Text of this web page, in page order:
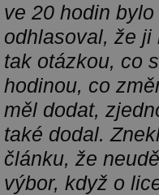
ve 20 hodin
odhlasoval, že ji
tak otázkou, co
hodinou, co
měl dodat,
také dodal.
článku, že
výbor, když o